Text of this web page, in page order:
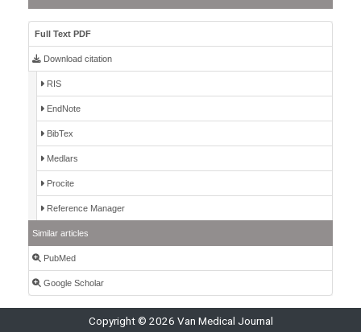
Full Text PDF
Download citation
RIS
EndNote
BibTex
Medlars
Procite
Reference Manager
Similar articles
PubMed
Google Scholar
Copyright © 2026 Van Medical Journal